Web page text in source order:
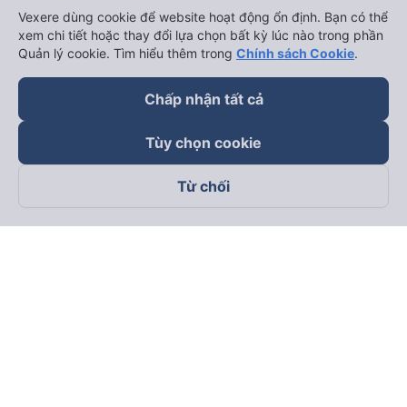
Theo dõi chúng tôi trên
Vexere dùng cookie để website hoạt động ổn định. Bạn có thể
xem chi tiết hoặc thay đổi lựa chọn bất kỳ lúc nào trong phần
Quản lý cookie. Tìm hiểu thêm trong Chính sách Cookie.
Chấp nhận tất cả
Tùy chọn cookie
Từ chối